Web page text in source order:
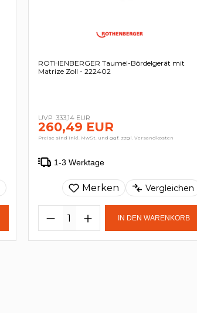
ROTHENBERGER Taumel-Bördelgerät mit
Matrize Zoll - 222402
333,14 EUR
260,49 EUR
Preise sind inkl. MwSt. und ggf. zzgl. Versandkosten
1-3 Werktage
Merken Vergleichen
IN DEN WARENKORB